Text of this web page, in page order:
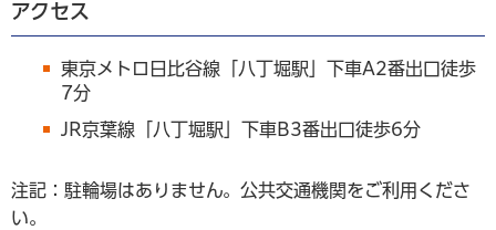
アクセス
東京メトロ日比谷線「八丁堀駅」下車A2番出口徒歩
7分
JR京葉線「八丁堀駅」下車B3番出口徒歩6分
注記：駐輪場はありません。公共交通機関をご利用くださ
い。